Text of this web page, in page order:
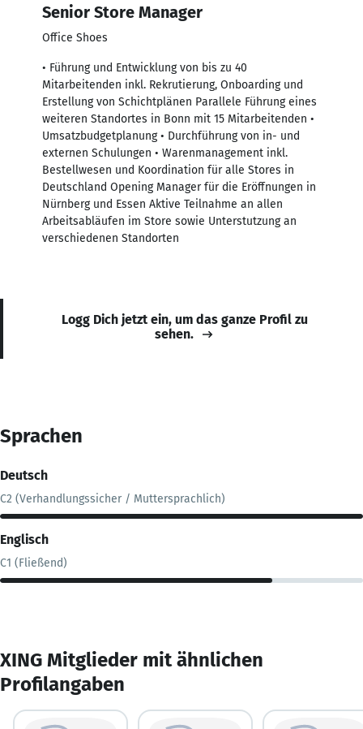
Senior Store Manager
Office Shoes
• Führung und Entwicklung von bis zu 40
Mitarbeitenden inkl. Rekrutierung, Onboarding und
Erstellung von Schichtplänen Parallele Führung eines
weiteren Standortes in Bonn mit 15 Mitarbeitenden •
Umsatzbudgetplanung • Durchführung von in- und
externen Schulungen • Warenmanagement inkl.
Bestellwesen und Koordination für alle Stores in
Deutschland Opening Manager für die Eröffnungen in
Nürnberg und Essen Aktive Teilnahme an allen
Arbeitsabläufen im Store sowie Unterstutzung an
verschiedenen Standorten
Logg Dich jetzt ein, um das ganze Profil zu
sehen.
Sprachen
Deutsch
C2 (Verhandlungssicher / Muttersprachlich)
Englisch
C1 (Fließend)
XING Mitglieder mit ähnlichen
Profilangaben